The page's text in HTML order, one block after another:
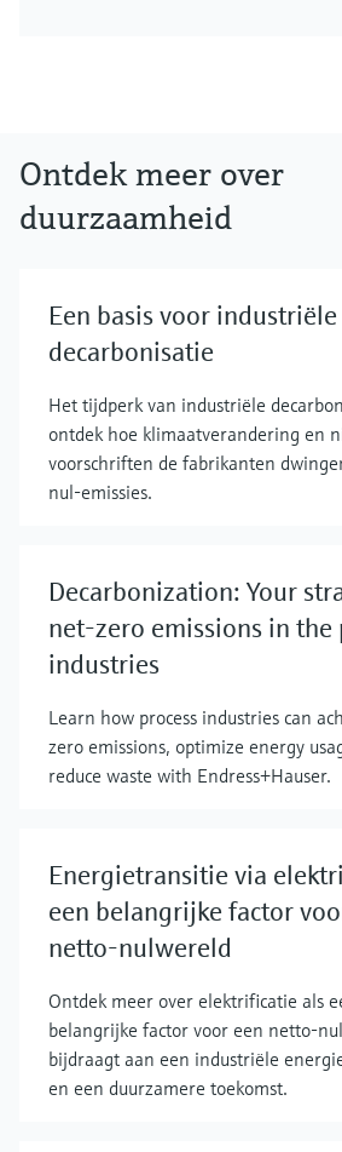
Ontdek meer over
duurzaamheid
Een basis voor industriële
decarbonisatie
Het tijdperk van industriële
ontdek hoe klimaatverandering en
voorschriften de fabrikanten
nul-emissies.
Decarbonization: Your
net-zero emissions in the
industries
Learn how process industries can
zero emissions, optimize energy
reduce waste with Endress+Hauser.
Energietransitie via
een belangrijke factor
netto-nulwereld
Ontdek meer over elektrificatie als
belangrijke factor voor een netto-
bijdraagt aan een industriële
en een duurzamere toekomst.